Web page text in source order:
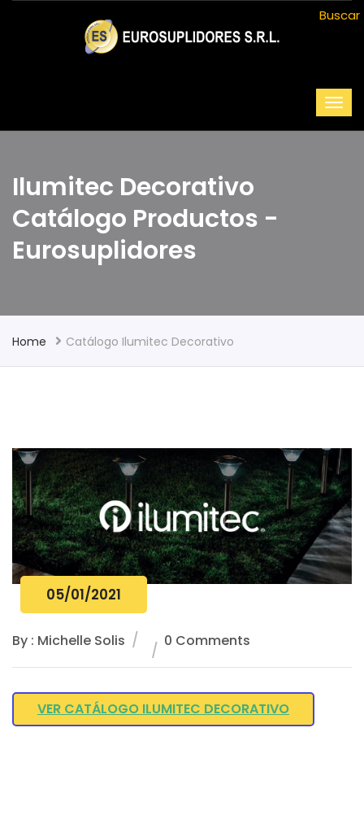
Buscar
Ilumitec Decorativo
Catálogo Productos -
Eurosuplidores
Home Catálogo Ilumitec Decorativo
05/01/2021
By : Michelle Solis 0 Comments
VER CATÁLOGO ILUMITEC DECORATIVO